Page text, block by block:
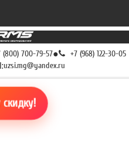
(800) 700-79-57● +7 (968) 122-30-05
uzsi.mg@yandex.ru
скидку!